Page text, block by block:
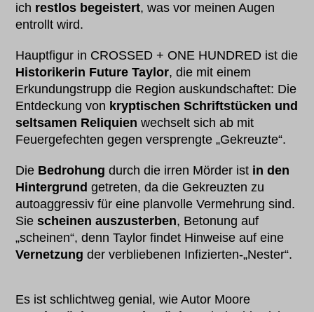
ich restlos begeistert, was vor meinen Augen
entrollt wird.
Hauptfigur in CROSSED + ONE HUNDRED ist die
Historikerin Future Taylor, die mit einem
Erkundungstrupp die Region auskundschaftet: Die
Entdeckung von kryptischen Schriftstücken und
seltsamen Reliquien wechselt sich ab mit
Feuergefechten gegen versprengte „Gekreuzte“.
Die Bedrohung durch die irren Mörder ist in den
Hintergrund getreten, da die Gekreuzten zu
autoaggressiv für eine planvolle Vermehrung sind.
Siescheinen auszusterben, Betonung auf
„scheinen“, denn Taylor findet Hinweise auf eine
Vernetzung der verbliebenen Infizierten-„Nester“.
Es ist schlichtweg genial, wie Autor Moore